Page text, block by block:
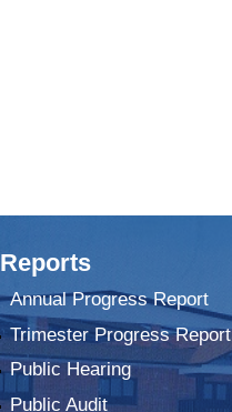
Reports
Annual Progress Report
Trimester Progress Report
Public Hearing
Public Audit